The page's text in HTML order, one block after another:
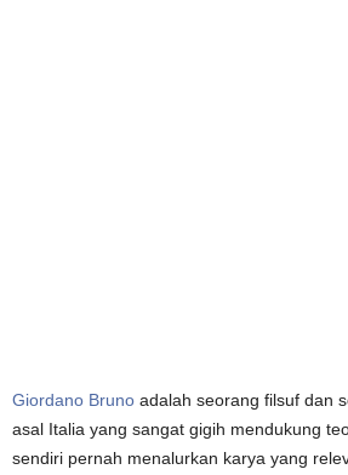
Giordano Bruno adalah seorang filsuf dan
asal Italia yang sangat gigih mendukung
sendiri pernah menalurkan karya yang